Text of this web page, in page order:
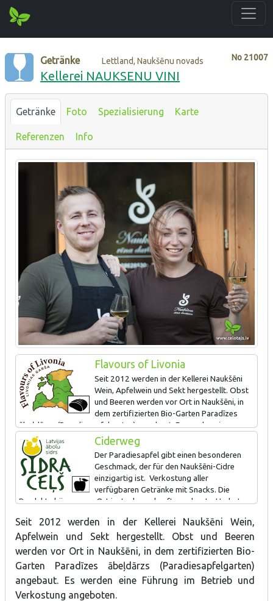
No 21007
Getränke Lettland, Naukšēnu novads
Kellerei NAUKSENU VINI
Getränke Foto Spezialisierung Karte
Referenzen Info
Flavours of Livonia
Seit 2012 werden in der Kellerei Naukšēni
Wein, Apfelwein und Sekt hergestellt. Obst
und Beeren werden vor Ort in Naukšēni, in
dem zertifizierten Bio-Garten Paradīzes
ābeļdārzs (Paradiesapfelgarten) angebaut. Es werden eine
Führung im Betrieb und Verkostung angeboten.
Ciderweg
Der Paradiesapfel gibt einen besonderen
Geschmack, der für den Naukšēni-Cidre
einzigartig ist. Verkostung aller
verfügbaren Getränke mit Snacks. Die
Produkte können vor Ort im Laden gekauft werden. Im Herbst
Seit 2012 werden in der Kellerei Naukšēni Wein,
Apfelwein und Sekt hergestellt. Obst und Beeren
werden vor Ort in Naukšēni, in dem zertifizierten Bio-
Garten Paradīzes ābeļdārzs (Paradiesapfelgarten)
angebaut. Es werden eine Führung im Betrieb und
Verkostung angeboten.